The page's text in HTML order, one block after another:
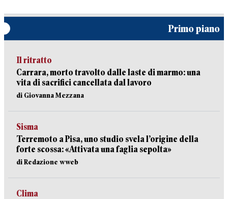
Primo piano
Il ritratto
Carrara, morto travolto dalle laste di marmo: una
vita di sacrifici cancellata dal lavoro
di Giovanna Mezzana
Sisma
Terremoto a Pisa, uno studio svela l’origine della
forte scossa: «Attivata una faglia sepolta»
di Redazione wweb
Clima